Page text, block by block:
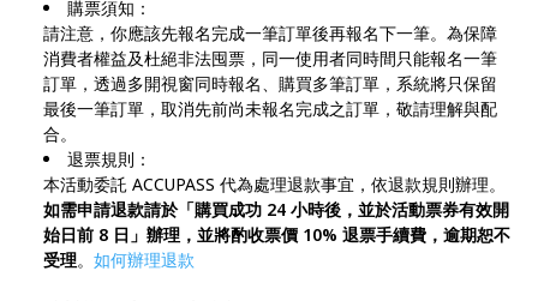
購票須知：
請注意，你應該先報名完成一筆訂單後再報名下一筆。為保障
消費者權益及杜絕非法囤票，同一使用者同時間只能報名一筆
訂單，透過多開視窗同時報名、購買多筆訂單，系統將只保留
最後一筆訂單，取消先前尚未報名完成之訂單，敬請理解與配
合。
退票規則：
本活動委託 ACCUPASS 代為處理退款事宜，依退款規則辦理。
如需申請退款請於「購買成功 24 小時後，並於活動票券有效開
始日前 8 日」辦理，並將酌收票價 10% 退票手續費，逾期恕不
受理。如何辦理退款